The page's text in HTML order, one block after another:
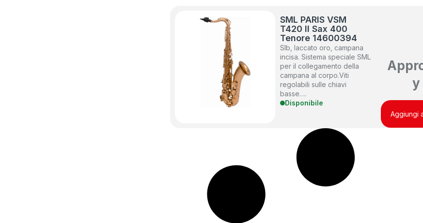
SML PARIS VSM
T420 II Sax 400
Tenore 14600394
SIb, laccato oro, campana
incisa. Sistema speciale SML
per il collegamento della
campana al corpo.Viti
regolabili sulle chiavi
basse….
Disponibile
y
Aggiungi